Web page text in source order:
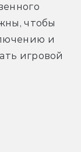
чтобы
и
игровой